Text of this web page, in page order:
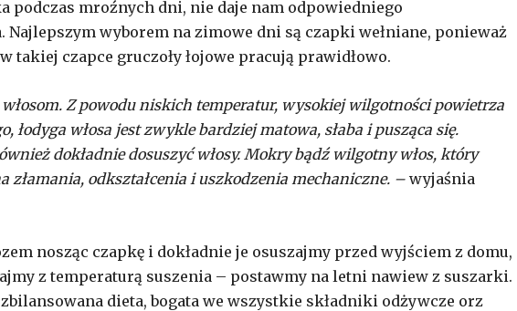
podczas mroźnych dni, nie daje nam odpowiedniego
Najlepszym wyborem na zimowe dni są czapki wełniane, ponieważ
takiej czapce gruczoły łojowe pracują prawidłowo.
Z powodu niskich temperatur, wysokiej wilgotności powietrza
łodyga włosa jest zwykle bardziej matowa, słaba i pusząca się.
dokładnie dosuszyć włosy. Mokry bądź wilgotny włos, który
złamania, odkształcenia i uszkodzenia mechaniczne. – wyjaśnia
nosząc czapkę i dokładnie je osuszajmy przed wyjściem z domu,
z temperaturą suszenia – postawmy na letni nawiew z suszarki.
dieta, bogata we wszystkie składniki odżywcze orz